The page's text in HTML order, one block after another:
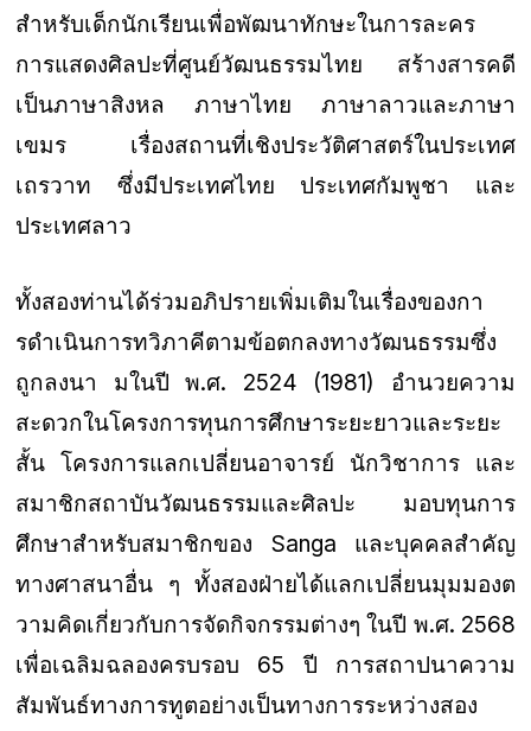
สำหรับเด็กนักเรียนเพื่อพัฒนาทักษะในการละคร
การแสดงศิลปะที่ศูนย์วัฒนธรรมไทย สร้างสารคดี
เป็นภาษาสิงหล ภาษาไทย ภาษาลาวและภาษา
เขมร เรื่องสถานที่เชิงประวัติศาสตร์ในประเทศ
เถรวาท ซึ่งมีประเทศไทย ประเทศกัมพูชา และ
ประเทศลาว
ทั้งสองท่านได้ร่วมอภิปรายเพิ่มเติมในเรื่องของกา
รดําเนินการทวิภาคีตามข้อตกลงทางวัฒนธรรมซึ่ง
ถูกลงนา มในปี พ.ศ. 2524 (1981) อํานวยความ
สะดวกในโครงการทุนการศึกษาระยะยาวและระยะ
สั้น โครงการแลกเปลี่ยนอาจารย์ นักวิชาการ และ
สมาชิกสถาบันวัฒนธรรมและศิลปะ มอบทุนการ
ศึกษาสําหรับสมาชิกของ Sanga และบุคคลสําคัญ
ทางศาสนาอื่น ๆ ทั้งสองฝ่ายได้แลกเปลี่ยนมุมมองต
วามคิดเกี่ยวกับการจัดกิจกรรมต่างๆ ในปี พ.ศ. 2568
เพื่อเฉลิมฉลองครบรอบ 65 ปี การสถาปนาความ
สัมพันธ์ทางการทูตอย่างเป็นทางการระหว่างสอง